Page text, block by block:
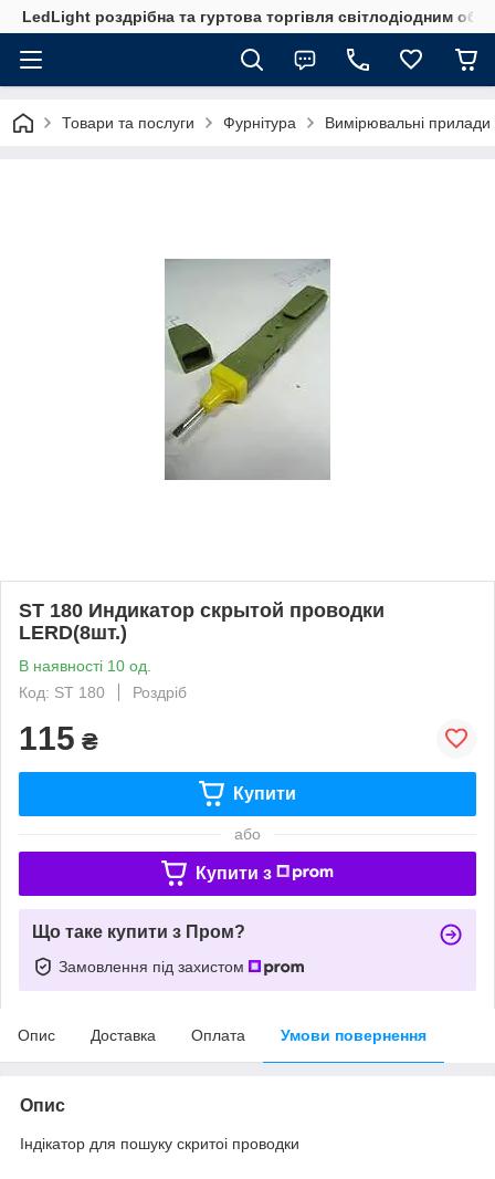
LedLight роздрiбна та гуртова торгiвля свiтлодiодним
Товари та послуги Фурнітура Вимірювальні прилади
ST 180 Индикатор скрытой проводки
LERD(8шт.)
В наявності 10 од.
Код: ST 180
Роздріб
115 ₴
Купити
або
Купити з
Що таке купити з Пром?
Замовлення під захистом
Опис Доставка Оплата Умови повернення
Опис
Індікатор для пошуку скритоі проводки